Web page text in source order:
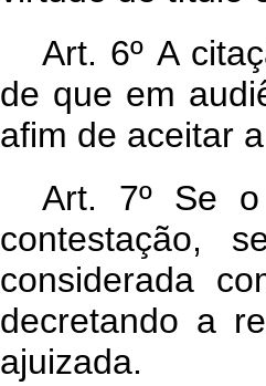
Art. 6º A
de que em
afim de aceitar
Art. 7º Se
contestação,
considerada
decretando a
ajuizada.